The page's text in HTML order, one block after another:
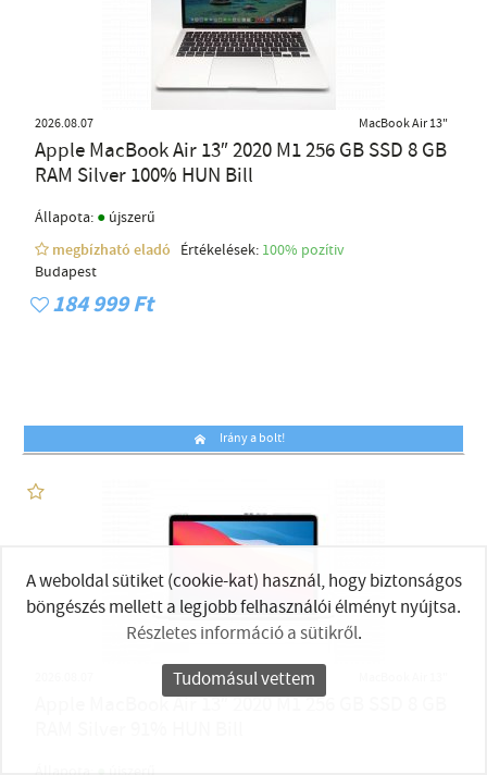
2026.08.07 MacBook Air 13"
Apple MacBook Air 13″ 2020 M1 256 GB SSD 8 GB
RAM Silver 100% HUN Bill
Állapota: ● újszerű
megbízható eladó
Értékelések: 100% pozítiv
Budapest
184 999 Ft
Irány a bolt!
Apple MacBook Air 13″ 2020 M1 256 GB SSD 8 GB
●
A weboldal sütiket (cookie-kat) használ, hogy biztonságos
böngészés mellett a legjobb felhasználói élményt nyújtsa.
Részletes információ a sütikről.
Tudomásul vettem